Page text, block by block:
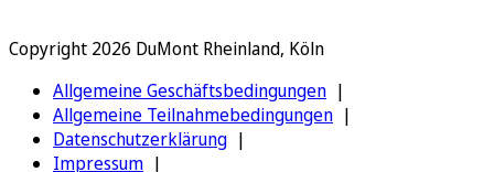
Copyright 2026 DuMont Rheinland, Köln
Allgemeine Geschäftsbedingungen
Allgemeine Teilnahmebedingungen
Datenschutzerklärung
Impressum